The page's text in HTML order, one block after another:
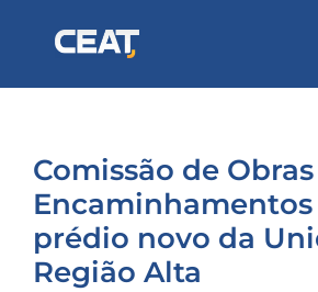
Comissão de
prédio novo da
Região Alta